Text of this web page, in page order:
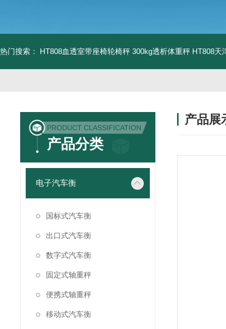
热门搜索： HT808血透室带座椅轮椅秤 300kg透析体重秤 HT808天
PRODUCT CLASSIFICATION
产品分类
电子汽车衡
国标式汽车衡
出口式汽车衡
数字式汽车衡
固定式轴重秤
便携式轴重秤
移动式汽车衡
产品展